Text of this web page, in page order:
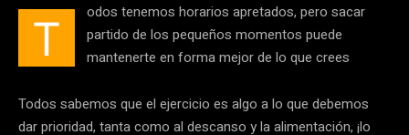
T
odos tenemos horarios apretados, pero sacar
partido de los pequeños momentos puede
mantenerte en forma mejor de lo que crees
Todos sabemos que el ejercicio es algo a lo que debemos
dar prioridad, tanta como al descanso y la alimentación, ¡lo